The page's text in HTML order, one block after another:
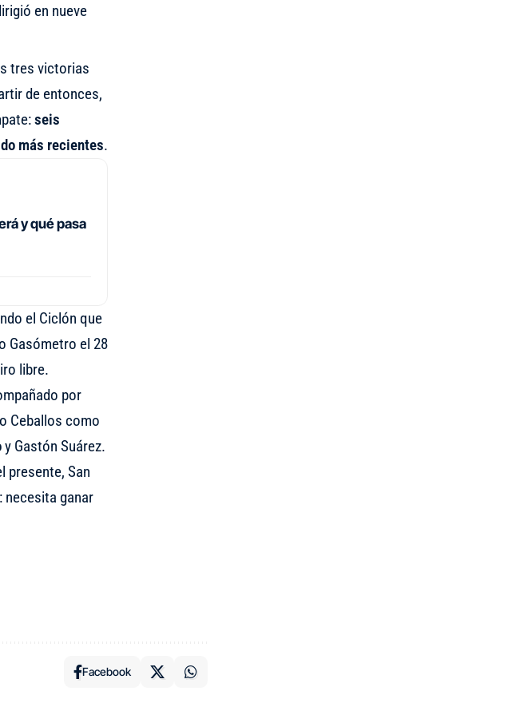
en nueve
tres victorias
de entonces,
seis
más recientes.
y qué pasa
el Ciclón que
Gasómetro el 28
libre.
por
Ceballos como
y Gastón Suárez.
presente, San
necesita ganar
Facebook